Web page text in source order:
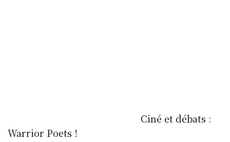
Ciné et débats :
Warrior Poets !